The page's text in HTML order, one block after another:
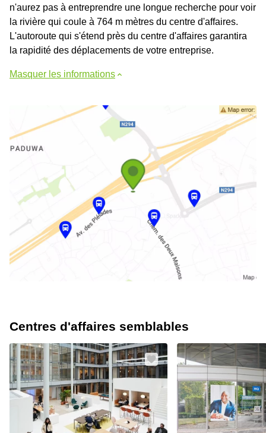
n'aurez pas à entreprendre une longue recherche pour voir
la rivière qui coule à 764 m mètres du centre d'affaires.
L'autoroute qui s'étend près du centre d'affaires garantira
la rapidité des déplacements de votre entreprise.
Masquer les informations
Centres d'affaires semblables